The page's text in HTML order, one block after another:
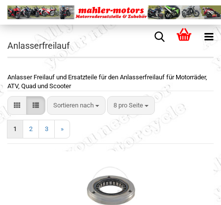
Anlasserfreilauf
Anlasser Freilauf und Ersatzteile für den Anlasserfreilauf für Motorräder,
ATV, Quad und Scooter
Sortieren nach 8 pro Seite
1 2 3 »